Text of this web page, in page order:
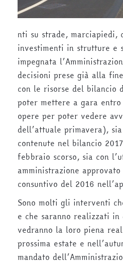
nti su strade,
investimenti in strutture e
impegnata
decisioni prese già alla
con le risorse del bilancio
poter mettere a gara
opere per poter vedere
dell’attuale primavera),
contenute nel bilancio
febbraio scorso, sia con
amministrazione
consuntivo del 2016
Sono molti gli interventi
e che saranno realizzati
vedranno la loro piena
prossima estate e
mandato